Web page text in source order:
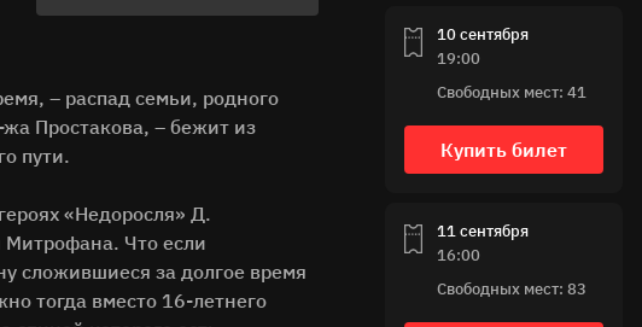
– распад семьи, родного
жа Простакова, – бежит из
пути.
«Недоросля» Д.
Митрофана. Что если
сложившиеся за долгое время
тогда вместо 16-летнего
10 сентября
19:00
Свободных мест: 41
Купить билет
11 сентября
16:00
Свободных мест: 83